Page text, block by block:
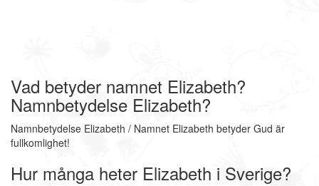
Vad betyder namnet Elizabeth?
Namnbetydelse Elizabeth?
Namnbetydelse Elizabeth / Namnet Elizabeth betyder Gud är
fullkomlighet!
Hur många heter Elizabeth i Sverige?